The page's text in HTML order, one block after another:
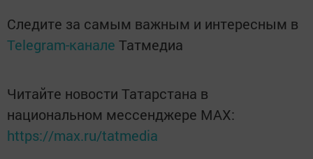
Следите за самым важным и интересным в
Telegram-канале Татмедиа
Читайте новости Татарстана в
национальном мессенджере MАХ:
https://max.ru/tatmedia